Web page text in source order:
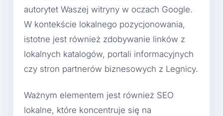
autorytet Waszej witryny w oczach Google.
W kontekście lokalnego pozycjonowania,
istotne jest również zdobywanie linków z
lokalnych katalogów, portali informacyjnych
czy stron partnerów biznesowych z Legnicy.
Ważnym elementem jest również SEO
lokalne, które koncentruje się na